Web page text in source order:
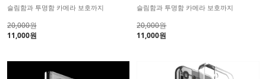
슬림함과 투명함 카메라 보호까지
20,000원
11,000원
슬림함과 투명함 카메라 보호까지
20,000원
11,000원